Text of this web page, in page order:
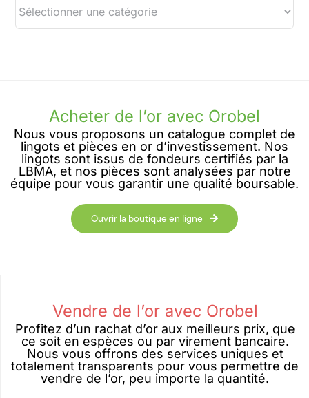
Acheter de l’or avec Orobel
Nous vous proposons un catalogue complet de
lingots et pièces en or d’investissement. Nos
lingots sont issus de fondeurs certifiés par la
LBMA, et nos pièces sont analysées par notre
équipe pour vous garantir une qualité boursable.
Ouvrir la boutique en ligne
Vendre de l’or avec Orobel
Profitez d’un rachat d’or aux meilleurs prix, que
ce soit en espèces ou par virement bancaire.
Nous vous offrons des services uniques et
totalement transparents pour vous permettre de
vendre de l’or, peu importe la quantité.